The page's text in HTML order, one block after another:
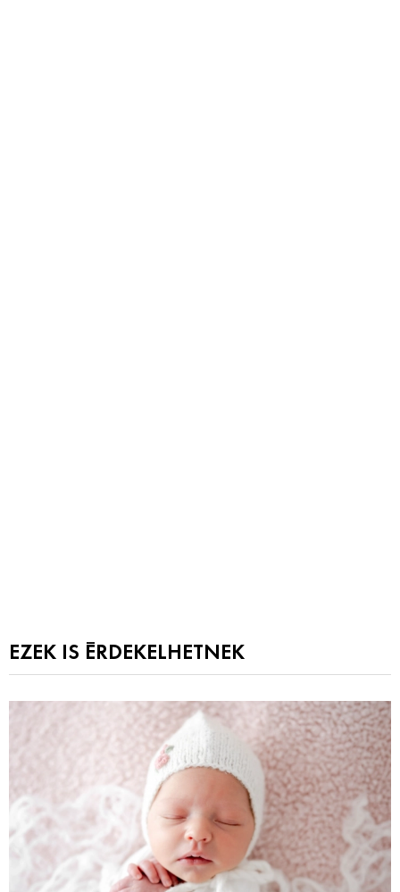
EZEK IS ÉRDEKELHETNEK